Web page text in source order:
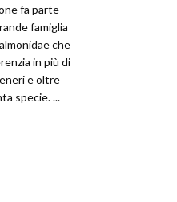
fa parte
famiglia
che
in più di
e oltre
specie. ...